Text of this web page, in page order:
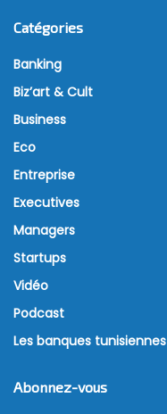
Catégories
Banking
Biz’art & Cult
Business
Eco
Entreprise
Executives
Managers
Startups
Vidéo
Podcast
Les banques tunisiennes
Abonnez-vous